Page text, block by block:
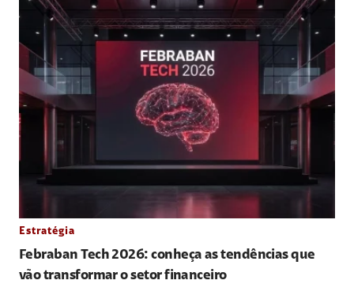
Estratégia
Febraban Tech 2026: conheça as tendências que
vão transformar o setor financeiro